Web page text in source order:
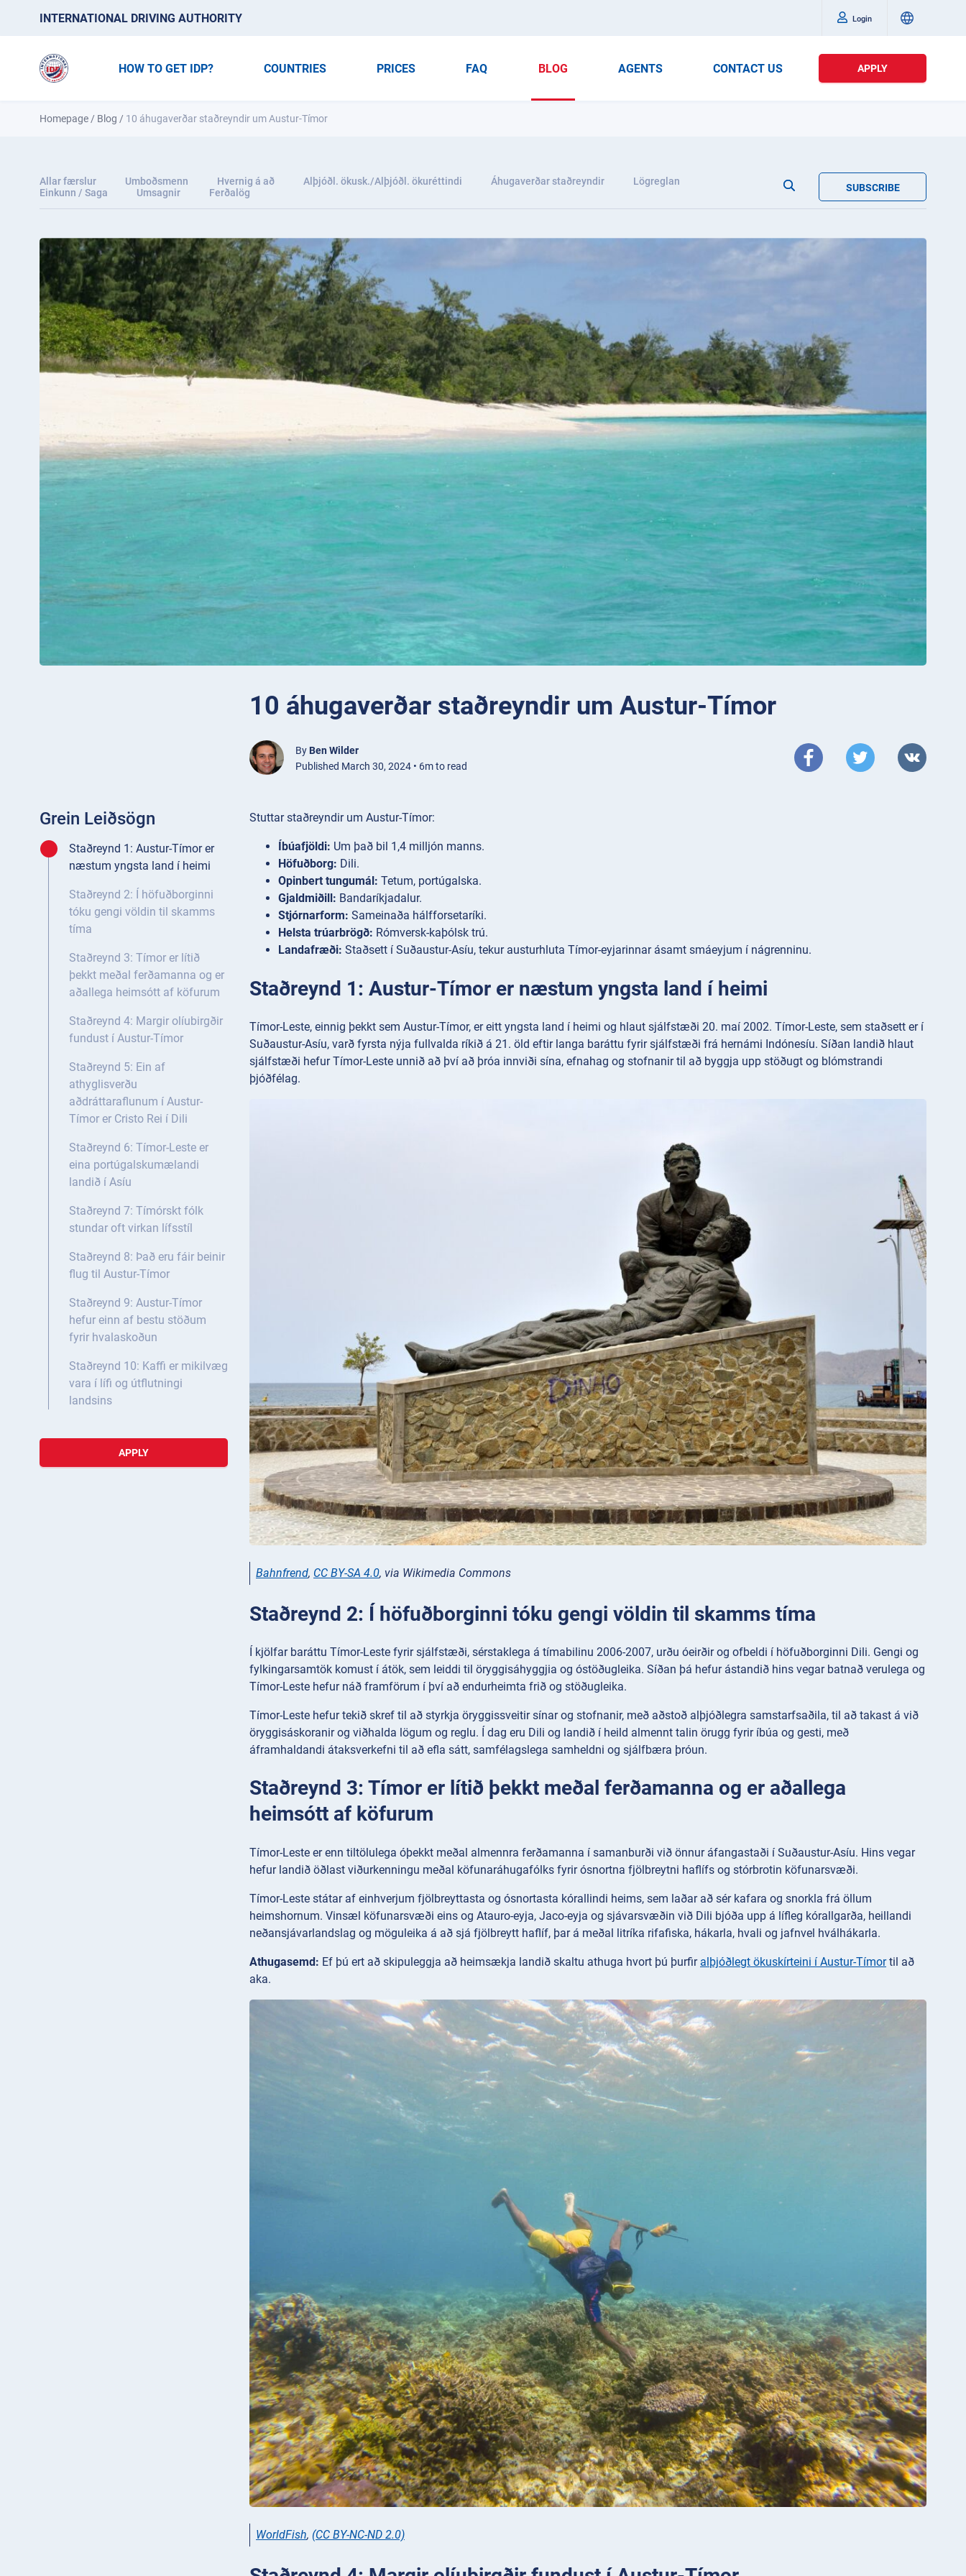
INTERNATIONAL DRIVING AUTHORITY Login
HOW TO GET IDP? COUNTRIES PRICES FAQ BLOG AGENTS CONTACT US APPLY
Homepage / Blog / 10 áhugaverðar staðreyndir um Austur-Tímor
Allar færslur Umboðsmenn Hvernig á að Alþjóðl. ökusk./Alþjóðl. ökuréttindi Áhugaverðar staðreyndir
Lögreglan
Einkunn / Saga
Umsagnir Ferðalög SUBSCRIBE
10 áhugaverðar staðreyndir um Austur-Tímor
By Ben Wilder
Published March 30, 2024 • 6m to read
Grein Leiðsögn
Staðreynd 1: Austur-Tímor er
næstum yngsta land í heimi
Staðreynd 2: Í höfuðborginni
tóku gengi völdin til skamms
tíma
Staðreynd 3: Tímor er lítið
þekkt meðal ferðamanna og er
aðallega heimsótt af köfurum
Staðreynd 4: Margir olíubirgðir
fundust í Austur-Tímor
Staðreynd 5: Ein af
athyglisverðu
aðdráttaraflunum í Austur-
Tímor er Cristo Rei í Dili
Staðreynd 6: Tímor-Leste er
eina portúgalskumælandi
landið í Asíu
Staðreynd 7: Tímórskt fólk
stundar oft virkan lífsstíl
Staðreynd 8: Það eru fáir beinir
flug til Austur-Tímor
Staðreynd 9: Austur-Tímor
hefur einn af bestu stöðum
fyrir hvalaskoðun
Staðreynd 10: Kaffi er mikilvæg
vara í lífi og útflutningi
landsins
APPLY
Stuttar staðreyndir um Austur-Tímor:
Íbúafjöldi: Um það bil 1,4 milljón manns.
Höfuðborg: Dili.
Opinbert tungumál: Tetum, portúgalska.
Gjaldmiðill: Bandaríkjadalur.
Stjórnarform: Sameinaða hálfforsetaríki.
Helsta trúarbrögð: Rómversk-kaþólsk trú.
Landafræði: Staðsett í Suðaustur-Asíu, tekur austurhluta Tímor-eyjarinnar ásamt smáeyjum í nágrenninu.
Staðreynd 1: Austur-Tímor er næstum yngsta land í heimi
Tímor-Leste, einnig þekkt sem Austur-Tímor, er eitt yngsta land í heimi og hlaut sjálfstæði 20. maí 2002. Tímor-Leste, sem staðsett er í
Suðaustur-Asíu, varð fyrsta nýja fullvalda ríkið á 21. öld eftir langa baráttu fyrir sjálfstæði frá hernámi Indónesíu. Síðan landið hlaut
sjálfstæði hefur Tímor-Leste unnið að því að þróa innviði sína, efnahag og stofnanir til að byggja upp stöðugt og blómstrandi
þjóðfélag.
Bahnfrend, CC BY-SA 4.0, via Wikimedia Commons
Staðreynd 2: Í höfuðborginni tóku gengi völdin til skamms tíma
Í kjölfar baráttu Tímor-Leste fyrir sjálfstæði, sérstaklega á tímabilinu 2006-2007, urðu óeirðir og ofbeldi í höfuðborginni Dili. Gengi og
fylkingarsamtök komust í átök, sem leiddi til öryggisáhyggjia og óstöðugleika. Síðan þá hefur ástandið hins vegar batnað verulega og
Tímor-Leste hefur náð framförum í því að endurheimta frið og stöðugleika.
Tímor-Leste hefur tekið skref til að styrkja öryggissveitir sínar og stofnanir, með aðstoð alþjóðlegra samstarfsaðila, til að takast á við
öryggisáskoranir og viðhalda lögum og reglu. Í dag eru Dili og landið í heild almennt talin örugg fyrir íbúa og gesti, með
áframhaldandi átaksverkefni til að efla sátt, samfélagslega samheldni og sjálfbæra þróun.
Staðreynd 3: Tímor er lítið þekkt meðal ferðamanna og er aðallega
heimsótt af köfurum
Tímor-Leste er enn tiltölulega óþekkt meðal almennra ferðamanna í samanburði við önnur áfangastaði í Suðaustur-Asíu. Hins vegar
hefur landið öðlast viðurkenningu meðal köfunaráhugafólks fyrir ósnortna fjölbreytni haflífs og stórbrotin köfunarsvæði.
Tímor-Leste státar af einhverjum fjölbreyttasta og ósnortasta kórallindi heims, sem laðar að sér kafara og snorkla frá öllum
heimshornum. Vinsæl köfunarsvæði eins og Atauro-eyja, Jaco-eyja og sjávarsvæðin við Dili bjóða upp á lífleg kórallgarða, heillandi
neðansjávarlandslag og möguleika á að sjá fjölbreytt haflíf, þar á meðal litríka rifafiska, hákarla, hvali og jafnvel hválhákarla.
Athugasemd: Ef þú ert að skipuleggja að heimsækja landið skaltu athuga hvort þú þurfir alþjóðlegt ökuskírteini í Austur-Tímortil að
aka.
WorldFish, (CC BY-NC-ND 2.0)